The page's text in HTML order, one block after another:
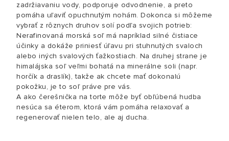
zadržiavaniu vody, podporuje odvodnenie, a preto
pomáha uľaviť opuchnutým nohám. Dokonca si môžeme
vybrať z rôznych druhov solí podľa svojich potrieb:
Nerafinovaná morská soľ má napríklad silné čistiace
účinky a dokáže priniesť úľavu pri stuhnutých svaloch
alebo iných svalových ťažkostiach. Na druhej strane je
himalájska soľ veľmi bohatá na minerálne soli (napr.
horčík a draslík), takže ak chcete mať dokonalú
pokožku, je to soľ práve pre vás.
A ako čerešnička na torte môže byť obľúbená hudba
nesúca sa éterom, ktorá vám pomáha relaxovať a
regenerovať nielen telo, ale aj ducha.